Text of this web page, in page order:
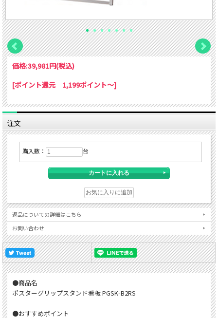
価格:39,981円(税込)
[ポイント還元 1,199ポイント～]
注文
購入数： 台
返品についての詳細はこちら
お問い合わせ
●商品名
ポスターグリップスタンド看板 PGSK-B2RS
●おすすめポイント